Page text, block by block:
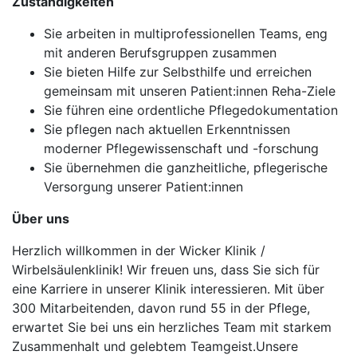
Sie arbeiten in multiprofessionellen Teams, eng
mit anderen Berufsgruppen zusammen
Sie bieten Hilfe zur Selbsthilfe und erreichen
gemeinsam mit unseren Patient:innen Reha-Ziele
Sie führen eine ordentliche Pflegedokumentation
Sie pflegen nach aktuellen Erkenntnissen
moderner Pflegewissenschaft und -forschung
Sie übernehmen die ganzheitliche, pflegerische
Versorgung unserer Patient:innen
Über uns
Herzlich willkommen in der Wicker Klinik /
Wirbelsäulenklinik! Wir freuen uns, dass Sie sich für
eine Karriere in unserer Klinik interessieren. Mit über
300 Mitarbeitenden, davon rund 55 in der Pflege,
erwartet Sie bei uns ein herzliches Team mit starkem
Zusammenhalt und gelebtem Teamgeist.Unsere